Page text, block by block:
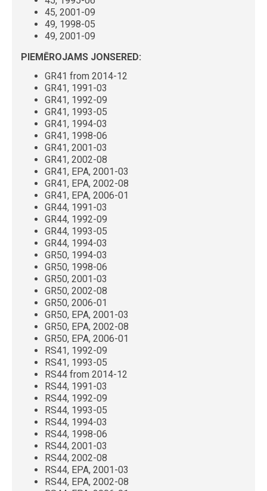
45, 2001-09
49, 1998-05
49, 2001-09
PIEMĒROJAMS JONSERED:
GR41 from 2014-12
GR41, 1991-03
GR41, 1992-09
GR41, 1993-05
GR41, 1994-03
GR41, 1998-06
GR41, 2001-03
GR41, 2002-08
GR41, EPA, 2001-03
GR41, EPA, 2002-08
GR41, EPA, 2006-01
GR44, 1991-03
GR44, 1992-09
GR44, 1993-05
GR44, 1994-03
GR50, 1994-03
GR50, 1998-06
GR50, 2001-03
GR50, 2002-08
GR50, 2006-01
GR50, EPA, 2001-03
GR50, EPA, 2002-08
GR50, EPA, 2006-01
RS41, 1992-09
RS41, 1993-05
RS44 from 2014-12
RS44, 1991-03
RS44, 1992-09
RS44, 1993-05
RS44, 1994-03
RS44, 1998-06
RS44, 2001-03
RS44, 2002-08
RS44, EPA, 2001-03
RS44, EPA, 2002-08